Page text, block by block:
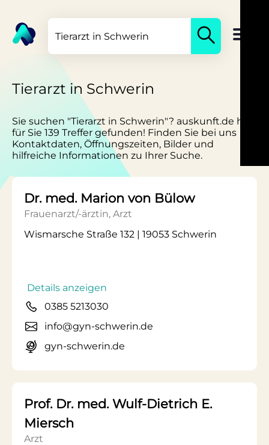
Tierarzt in Schwerin
Sie suchen "Tierarzt in Schwerin"? auskunft.de hat
für Sie 139 Treffer gefunden! Finden Sie bei uns
Kontaktdaten, Öffnungszeiten, Bilder und
hilfreiche Informationen zu Ihrer Suche.
Dr. med. Marion von Bülow
Frauenarzt/-ärztin, Arzt
Wismarsche Straße 132 | 19053 Schwerin
Details anzeigen
0385 5213030
info@gyn-schwerin.de
gyn-schwerin.de
Prof. Dr. med. Wulf-Dietrich E.
Miersch
Arzt